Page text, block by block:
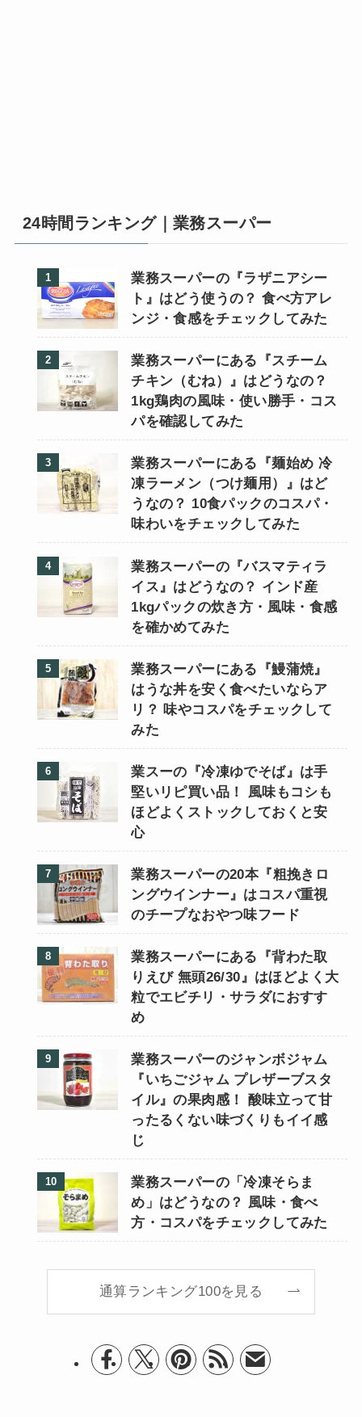
24時間ランキング｜業務スーパー
業務スーパーの『ラザニアシー
ト』はどう使うの？ 食べ方アレ
ンジ・食感をチェックしてみた
業務スーパーにある『スチーム
チキン（むね）』はどうなの？
1kg鶏肉の風味・使い勝手・コス
パを確認してみた
業務スーパーにある『麺始め 冷
凍ラーメン（つけ麺用）』はど
うなの？ 10食パックのコスパ・
味わいをチェックしてみた
業務スーパーの『バスマティラ
イス』はどうなの？ インド産
1kgパックの炊き方・風味・食感
を確かめてみた
業務スーパーにある『鰻蒲焼』
はうな丼を安く食べたいならア
リ？ 味やコスパをチェックして
みた
業スーの『冷凍ゆでそば』は手
堅いリピ買い品！ 風味もコシも
ほどよくストックしておくと安
心
業務スーパーの20本『粗挽きロ
ングウインナー』はコスパ重視
のチープなおやつ味フード
業務スーパーにある『背わた取
りえび 無頭26/30』はほどよく大
粒でエビチリ・サラダにおすす
め
業務スーパーのジャンボジャム
『いちごジャム プレザーブスタ
イル』の果肉感！ 酸味立って甘
ったるくない味づくりもイイ感
じ
業務スーパーの「冷凍そらま
め」はどうなの？ 風味・食べ
方・コスパをチェックしてみた
通算ランキング100を見る